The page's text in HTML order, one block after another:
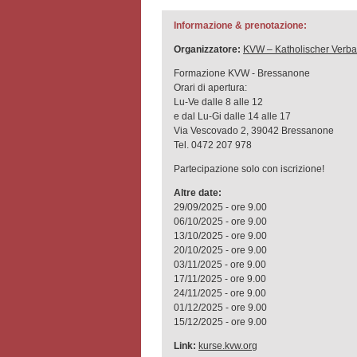
Informazione & prenotazione:
Organizzatore: KVW – Katholischer
Formazione KVW - Bressanone
Orari di apertura:
Lu-Ve dalle 8 alle 12
e dal Lu-Gi dalle 14 alle 17
Via Vescovado 2, 39042 Bressanone
Tel. 0472 207 978
Partecipazione solo con iscrizione!
Altre date:
29/09/2025 - ore 9.00
06/10/2025 - ore 9.00
13/10/2025 - ore 9.00
20/10/2025 - ore 9.00
03/11/2025 - ore 9.00
17/11/2025 - ore 9.00
24/11/2025 - ore 9.00
01/12/2025 - ore 9.00
15/12/2025 - ore 9.00
Link: kurse.kvw.org